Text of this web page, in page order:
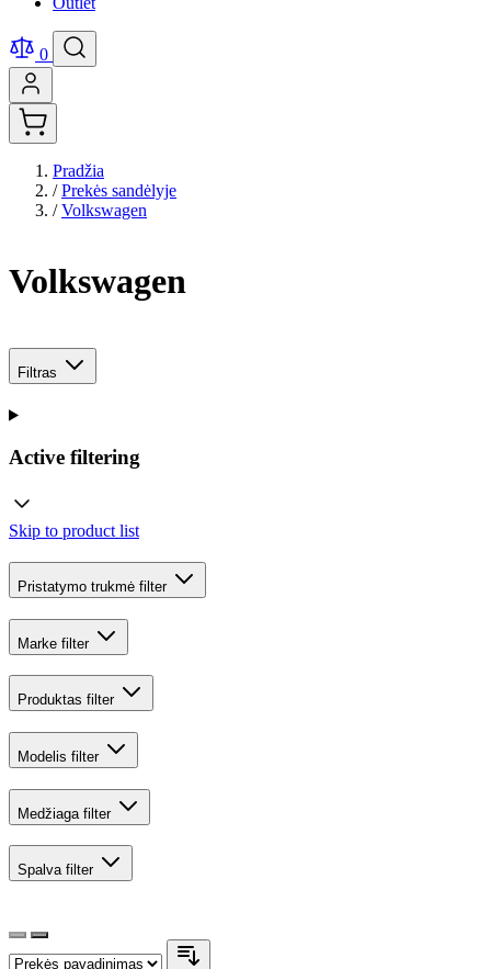
0
Pradžia
/ Prekės sandėlyje
/ Volkswagen
Volkswagen
Filtras
Active filtering
Skip to product list
Pristatymo trukmė filter
Marke filter
Produktas filter
Modelis filter
Medžiaga filter
Spalva filter